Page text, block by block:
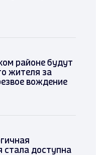
районе будут
жителя за
вождение
стала доступна